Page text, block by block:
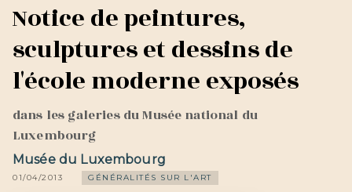
Notice de peintures,
sculptures et dessins de
l'école moderne exposés
dans les galeries du Musée national du
Luxembourg
Musée du Luxembourg
01/04/2013 GÉNÉRALITÉS SUR L'ART